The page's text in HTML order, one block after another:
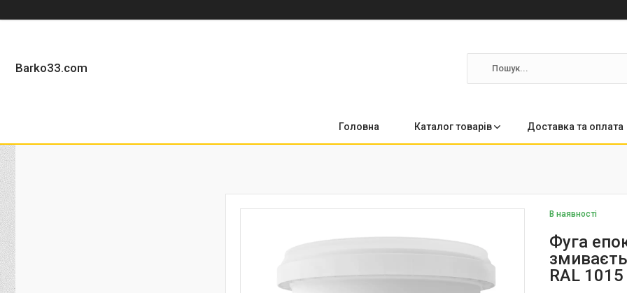
Barko33.com
Головна Каталог товарів Доставка та оплата
В наявності
Фуга
RAL 1015